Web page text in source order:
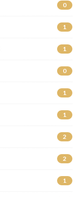
0
1
1
0
1
1
2
2
1